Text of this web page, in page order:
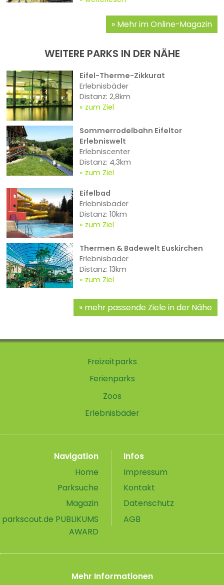
Mehr im Online-Magazin
WEITERE PARKS IN DER NÄHE
Eifel-Therme-Zikkurat
Erlebnisbäder
Distanz: 2,8km
zum Ziel
Sommerrodelbahn Eifeltor
Erlebniswelt
Erlebniscenter
Distanz: 4,3km
zum Ziel
Eifelbad
Erlebnisbäder
Distanz: 10km
zum Ziel
Thermen & Badewelt Euskirchen
Erlebnisbäder
Distanz: 13km
zum Ziel
mehr passende Ziele in der Nähe
Freizeitparks
Ferienparks
Zoos
Erlebnisbäder
Navigation
Home
Parksuche
Magazin
parkscout.de PUBLIKUMS
AWARD
Infos
Impressum
Kontakt
Datenschutz
AGB
Mehr Informationen